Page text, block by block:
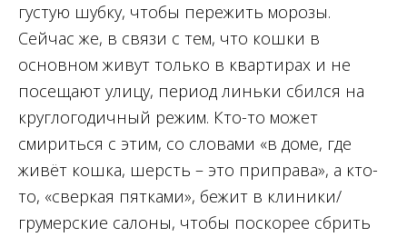
густую шубку, чтобы пережить морозы.
Сейчас же, в связи с тем, что кошки в
основном живут только в квартирах и не
посещают улицу, период линьки сбился на
круглогодичный режим. Кто-то может
смириться с этим, со словами «в доме, где
живёт кошка, шерсть – это приправа», а кто-
то, «сверкая пятками», бежит в клиники/
грумерские салоны, чтобы поскорее сбрить